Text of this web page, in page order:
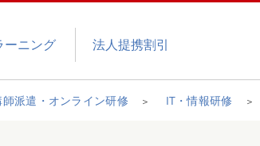
ーニング 法人提携割引
師派遣・オンライン研修 IT・情報研修